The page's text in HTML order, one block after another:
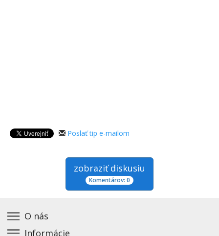
Poslať tip e-mailom
zobraziť diskusiu
Komentárov: 0
O nás
Kontakt na prevádzkovateľa
Informácie